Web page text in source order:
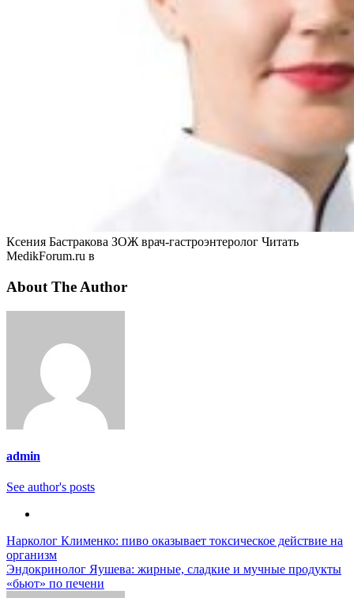
Ксения Бастракова ЗОЖ врач-гастроэнтеролог Читать
MedikForum.ru в
About The Author
admin
See author's posts
Навигация
по
записям
Нарколог Клименко: пиво оказывает токсическое действие на
организм
Эндокринолог Яушева: жирные, сладкие и мучные продукты
«бьют» по печени